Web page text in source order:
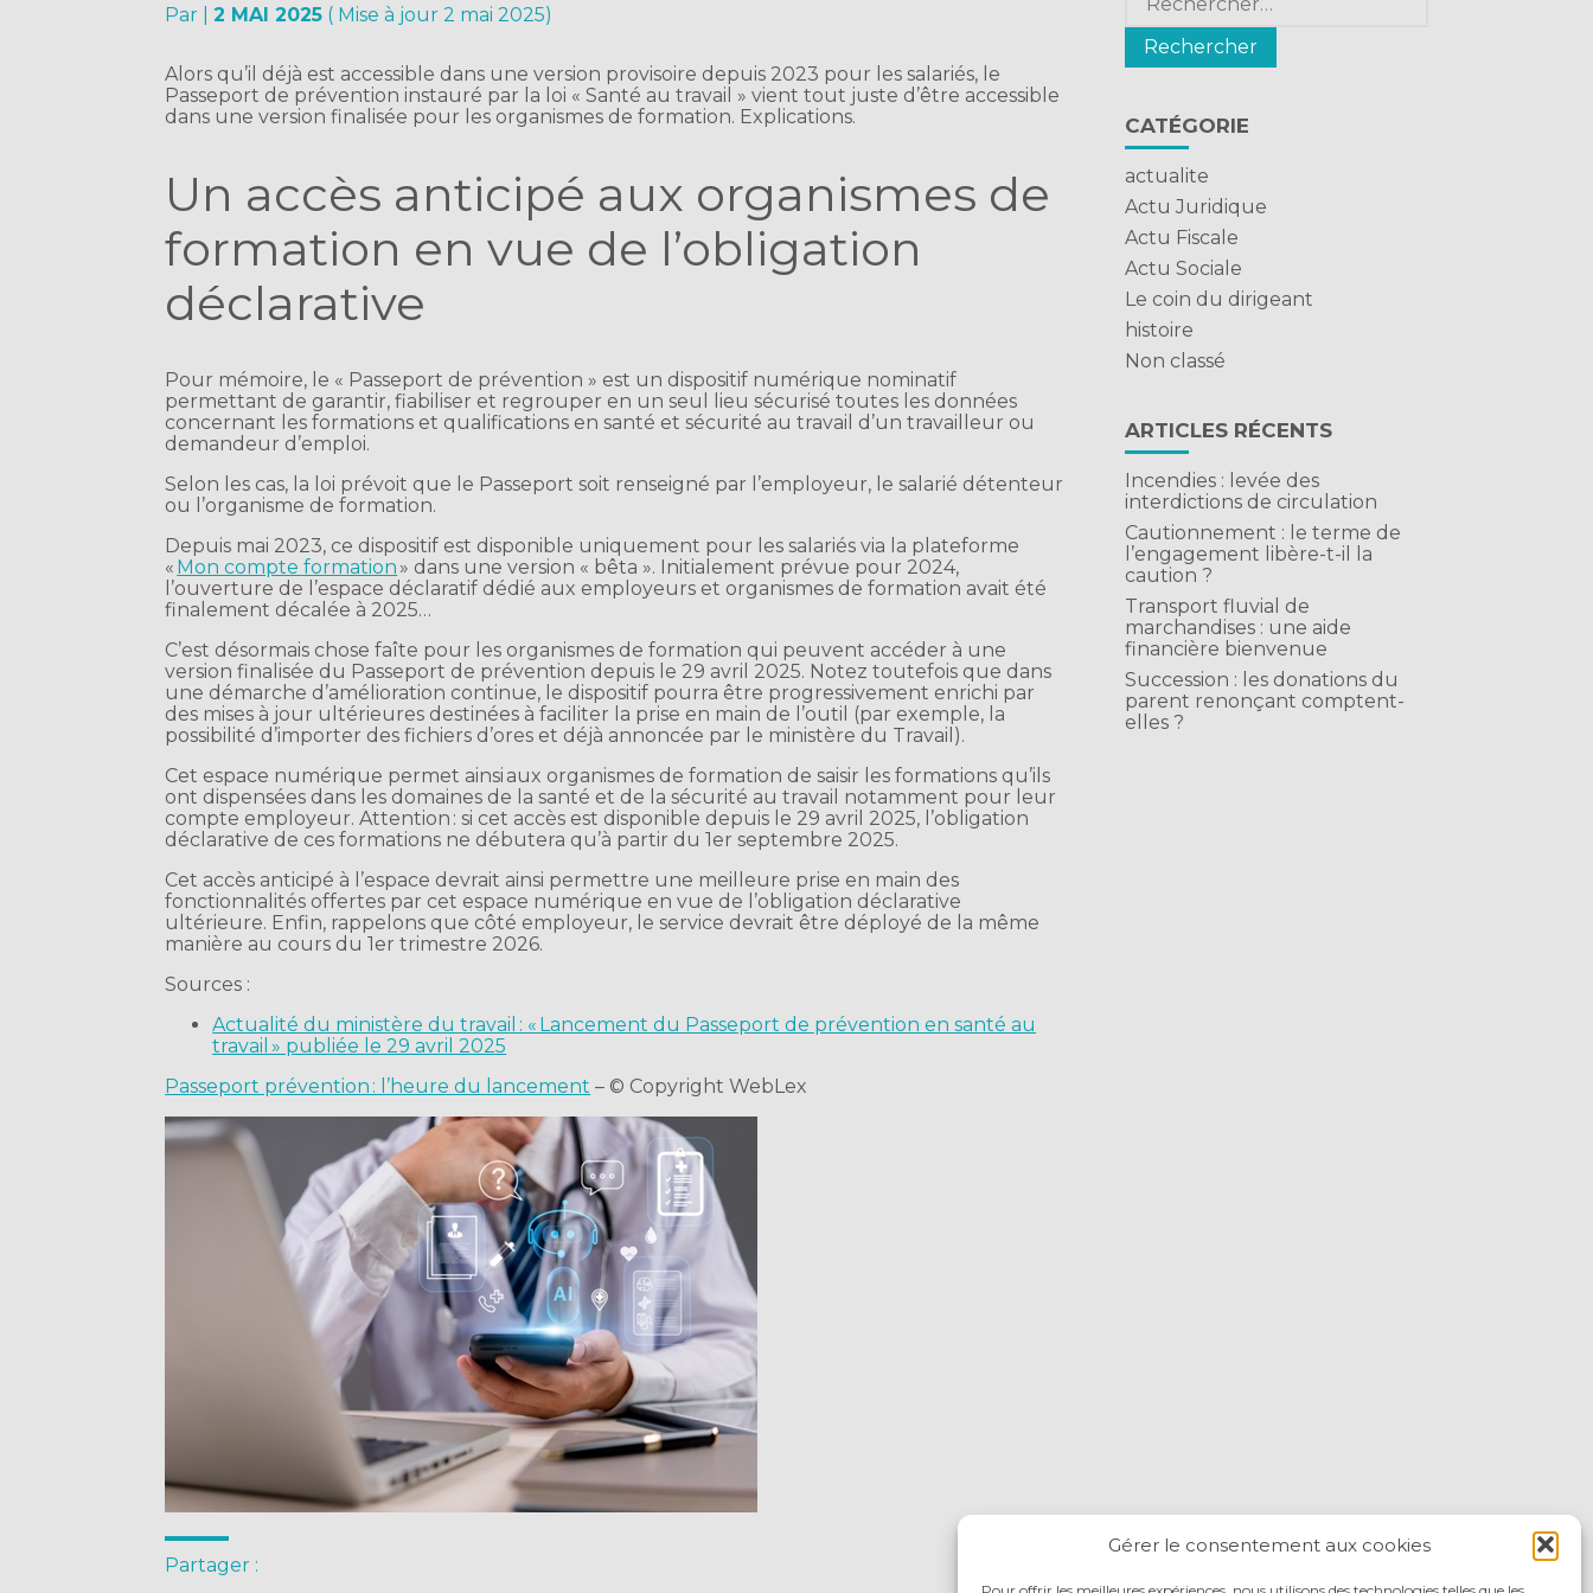
Gérer le consentement aux cookies
Par |2 MAI 2025 ( Mise à jour 2 mai 2025)
Alors qu’il déjà est accessible dans une version provisoire depuis 2023 pour les salariés, le
Passeport de prévention instauré par la loi « Santé au travail » vient tout juste d’être accessible
dans une version finalisée pour les organismes de formation. Explications.
Un accès anticipé aux organismes de
formation en vue de l’obligation
déclarative
Pour mémoire, le « Passeport de prévention » est un dispositif numérique nominatif
permettant de garantir, fiabiliser et regrouper en un seul lieu sécurisé toutes les données
concernant les formations et qualifications en santé et sécurité au travail d’un travailleur ou
demandeur d’emploi.
Selon les cas, la loi prévoit que le Passeport soit renseigné par l’employeur, le salarié détenteur
ou l’organisme de formation.
Depuis mai 2023, ce dispositif est disponible uniquement pour les salariés via la plateforme
« Mon compte formation » dans une version « bêta ». Initialement prévue pour 2024,
l’ouverture de l’espace déclaratif dédié aux employeurs et organismes de formation avait été
finalement décalée à 2025…
C’est désormais chose faîte pour les organismes de formation qui peuvent accéder à une
version finalisée du Passeport de prévention depuis le 29 avril 2025. Notez toutefois que dans
une démarche d’amélioration continue, le dispositif pourra être progressivement enrichi par
des mises à jour ultérieures destinées à faciliter la prise en main de l’outil (par exemple, la
possibilité d’importer des fichiers d’ores et déjà annoncée par le ministère du Travail).
Cet espace numérique permet ainsi aux organismes de formation de saisir les formations qu’ils
ont dispensées dans les domaines de la santé et de la sécurité au travail notamment pour leur
compte employeur. Attention : si cet accès est disponible depuis le 29 avril 2025, l’obligation
déclarative de ces formations ne débutera qu’à partir du 1er septembre 2025.
Cet accès anticipé à l’espace devrait ainsi permettre une meilleure prise en main des
fonctionnalités offertes par cet espace numérique en vue de l’obligation déclarative
ultérieure. Enfin, rappelons que côté employeur, le service devrait être déployé de la même
manière au cours du 1er trimestre 2026.
Sources :
Actualité du ministère du travail : « Lancement du Passeport de prévention en santé au
travail » publiée le 29 avril 2025
Passeport prévention : l’heure du lancement – © Copyright WebLex
Partager :
CATÉGORIE
actualite
Actu Juridique
Actu Fiscale
Actu Sociale
Le coin du dirigeant
histoire
Non classé
ARTICLES RÉCENTS
Incendies : levée des
interdictions de circulation
Cautionnement : le terme de
l’engagement libère-t-il la
caution ?
Transport fluvial de
marchandises : une aide
financière bienvenue
Succession : les donations du
parent renonçant comptent-
elles ?